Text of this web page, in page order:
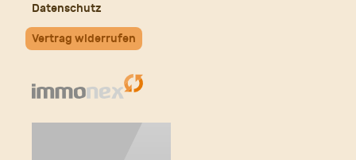
Datenschutz
Vertrag widerrufen